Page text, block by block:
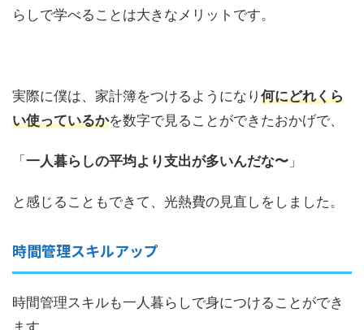
らしで学べることは大きなメリットです。
実際に僕は、家計簿をつけるようになり 何にどれくら
い使っているかを数字で見ることができたおかげで、
「 一人暮らしの平均より支出が多いんだな〜 」
と感じることもできて、光熱費の見直しをしました。
時間管理スキルアップ
時間管理スキルも一人暮らしで身につけることができ